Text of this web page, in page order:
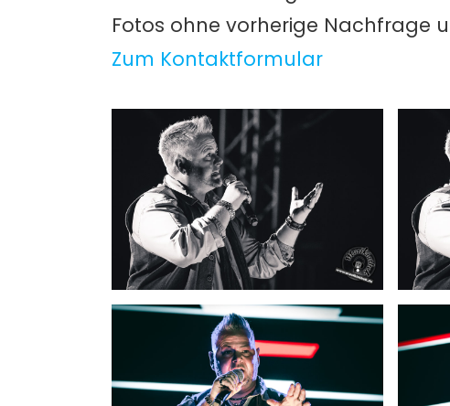
Fotos ohne vorherige Nachfrage
Zum Kontaktformular